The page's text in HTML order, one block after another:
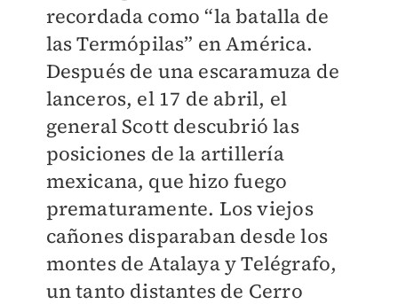
recordada como “la batalla de
las Termópilas” en América.
Después de una escaramuza de
lanceros, el 17 de abril, el
general Scott descubrió las
posiciones de la artillería
mexicana, que hizo fuego
prematuramente. Los viejos
cañones disparaban desde los
montes de Atalaya y Telégrafo,
un tanto distantes de Cerro